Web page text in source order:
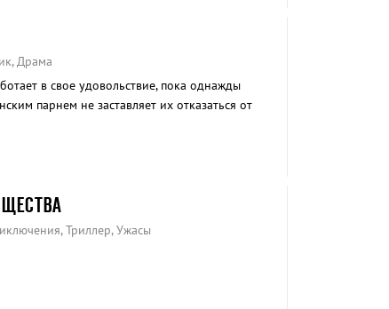
Драма
в свое удовольствие, пока однажды
парнем не заставляет их отказаться от
Триллер, Ужасы